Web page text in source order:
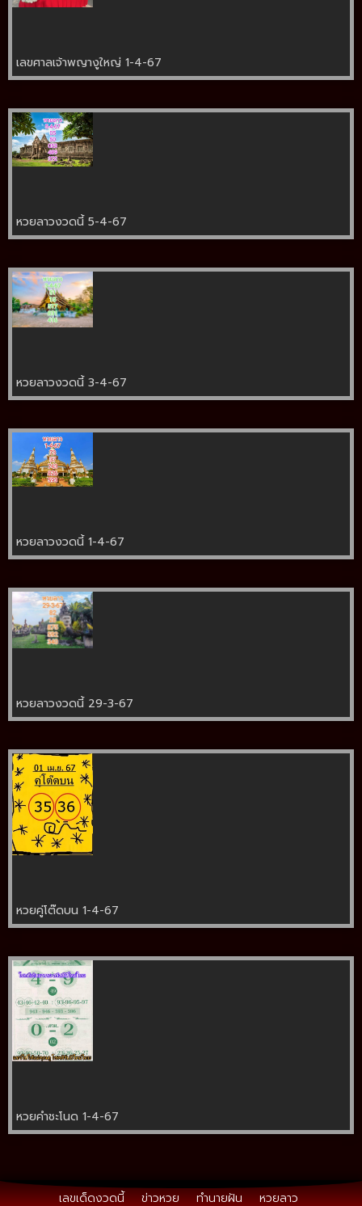
เลขศาลเจ้าพญางูใหญ่ 1-4-67
หวยลาวงวดนี้ 5-4-67
หวยลาวงวดนี้ 3-4-67
หวยลาวงวดนี้ 1-4-67
หวยลาวงวดนี้ 29-3-67
หวยคู่โต๊ดบน 1-4-67
หวยคำชะโนด 1-4-67
เลขเด็ดงวดนี้ ข่าวหวย ทำนายฝัน หวยลาว